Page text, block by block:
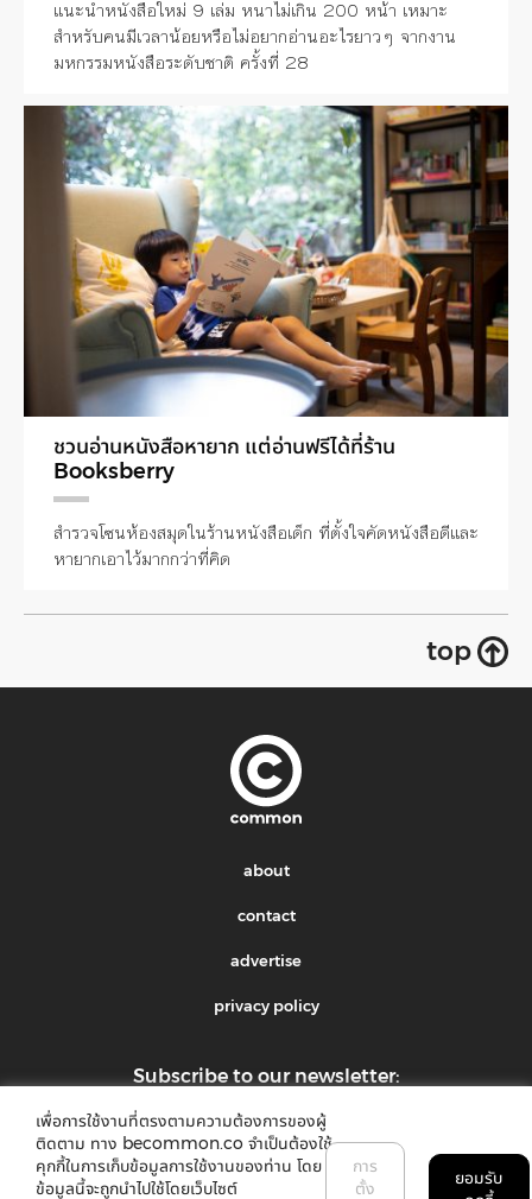
แนะนำหนังสือใหม่ 9 เล่ม หนาไม่เกิน 200 หน้า เหมาะ
สำหรับคนมีเวลาน้อยหรือไม่อยากอ่านอะไรยาวๆ จากงาน
มหกรรมหนังสือระดับชาติ ครั้งที่ 28
ชวนอ่านหนังสือหายาก แต่อ่านฟรีได้ที่ร้าน
Booksberry
สำรวจโซนห้องสมุดในร้านหนังสือเด็ก ที่ตั้งใจคัดหนังสือดีและ
หายากเอาไว้มากกว่าที่คิด
top
about
contact
advertise
privacy policy
Subscribe to our newsletter:
submit
เพื่อการใช้งานที่ตรงตามความต้องการของผู้
ติดตาม ทาง becommon.co จำเป็นต้องใช้
คุกกี้ในการเก็บข้อมูลการใช้งานของท่าน โดย
ข้อมูลนี้จะถูกนำไปใช้โดยเว็บไซต์
การ
ตั้ง
ยอมรับ